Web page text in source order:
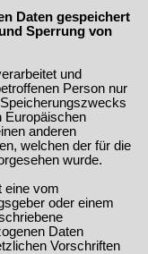
Daten gespeichert
Sperrung von
und
Person nur
Europäischen
anderen
welchen der für die
wurde.
eine vom
oder einem
Daten
Vorschriften